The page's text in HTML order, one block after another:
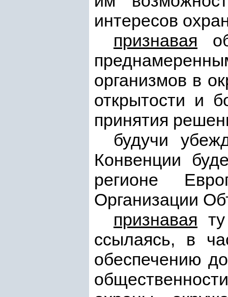
интересов
признавая
организмов в
открытости и
принятия
будучи
Конвенции
регионе
Организации
признавая
ссылаясь, в
обеспечению